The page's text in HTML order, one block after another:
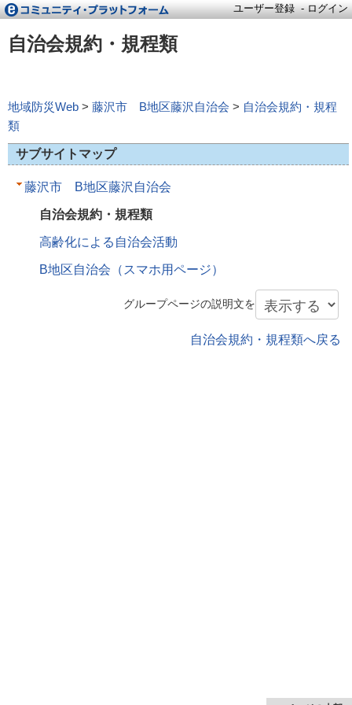
ユーザー登録 -ログイン
自治会規約・規程類
地域防災Web > 藤沢市 B地区藤沢自治会 > 自治会規約・規程
類
サブサイトマップ
藤沢市 B地区藤沢自治会
自治会規約・規程類
高齢化による自治会活動
B地区自治会（スマホ用ページ）
グループページの説明文を
自治会規約・規程類へ戻る